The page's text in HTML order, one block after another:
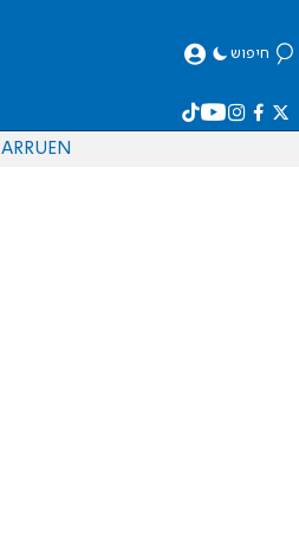
חיפוש
EN
RU
AR